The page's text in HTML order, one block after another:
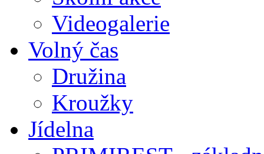
Videogalerie
Volný čas
Družina
Kroužky
Jídelna